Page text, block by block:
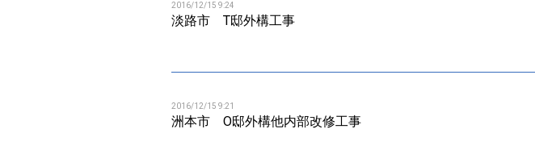
2016/12/15 9:24
淡路市 T邸外構工事
2016/12/15 9:21
洲本市 O邸外構他内部改修工事